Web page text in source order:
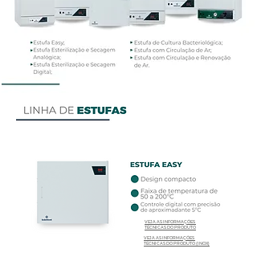
VEJA AS INFORMAÇÕES
TÉCNICAS DO PRODUTO
VEJA AS INFORMAÇÕES
TÉCNICAS DO PRODUTO (INOX)